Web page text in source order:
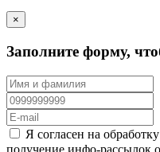
×
Заполните форму,
Я согласен на
получение инфо-рассылок